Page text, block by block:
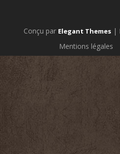
Conçu par Elegant Themes|
Mentions légales